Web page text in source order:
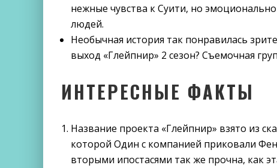
нежные чувства к Суити, но
людей.
Необычная история так понравилась
выход «Глейпнир» 2 сезон? Съемочная
ИНТЕРЕСНЫЕ ФАКТЫ
Название проекта «Глейпнир» взято из
которой Один с компанией приковали
вторыми ипостасями так же прочна, как